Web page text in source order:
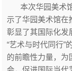
本次华园美术
示了华园美术馆在
彰显了其国际化发
“艺术与时代同行”
的前瞻性力量，为